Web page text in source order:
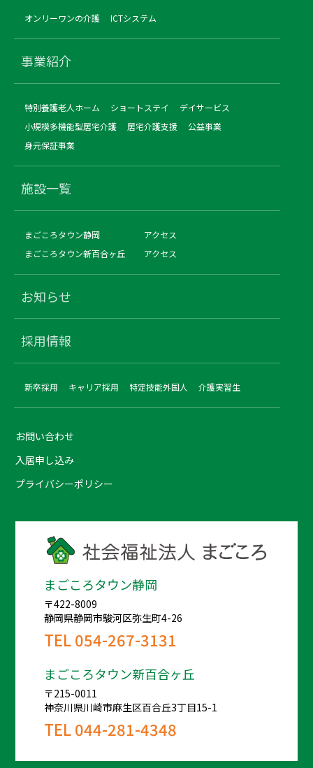
オンリーワンの介護 ICTシステム
事業紹介
特別養護老人ホーム ショートステイ
デイサービス
小規模多機能型居宅介護
居宅介護支援
公益事業
身元保証事業
施設一覧
まごころタウン静岡
アクセス
まごころタウン新百合ヶ丘
アクセス
お知らせ
採用情報
新卒採用 キャリア採用 特定技能外国人 介護実習生
お問い合わせ
入居申し込み
プライバシーポリシー
まごころタウン静岡
〒422-8009
静岡県静岡市駿河区弥生町4-26
TEL054-267-3131
まごころタウン新百合ヶ丘
〒215-0011
神奈川県川崎市麻生区百合丘3丁目15-1
TEL044-281-4348